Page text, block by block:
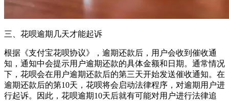
三、花呗逾期几天才能起诉
根据《支付宝花呗协议》，逾期还款后，用户会收到催收通
知，通知中会提示用户逾期还款的具体金额和日期。通常情况
下，花呗会在用户逾期还款后的第三天开始发送催收通知。在
逾期还款后的第10天，花呗将会启动法律程序，对逾期用户进
行起诉。因此，花呗逾期10天后就有可能对用户进行法律追